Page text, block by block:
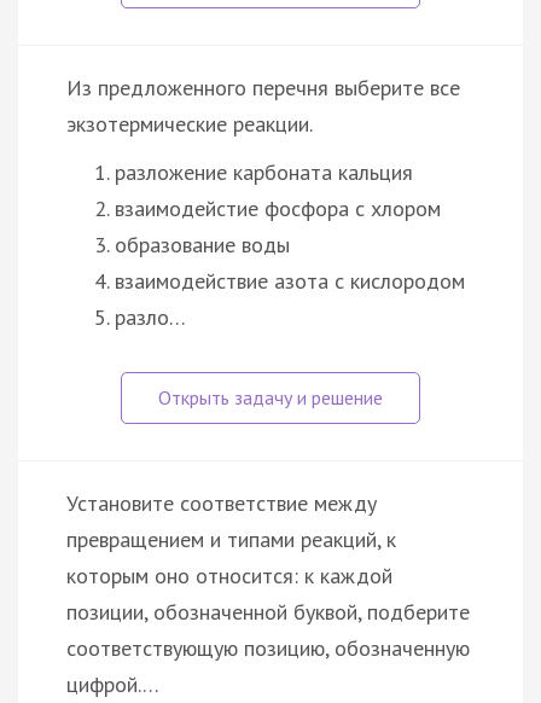
Из предложенного перечня выберите все
экзотермические реакции.
разложение карбоната кальция
взаимодейстие фосфора с хлором
образование воды
взаимодействие азота с кислородом
разло…
Установите соответствие между
превращением и типами реакций, к
которым оно относится: к каждой
позиции, обозначенной буквой, подберите
соответствующую позицию, обозначенную
цифрой.…